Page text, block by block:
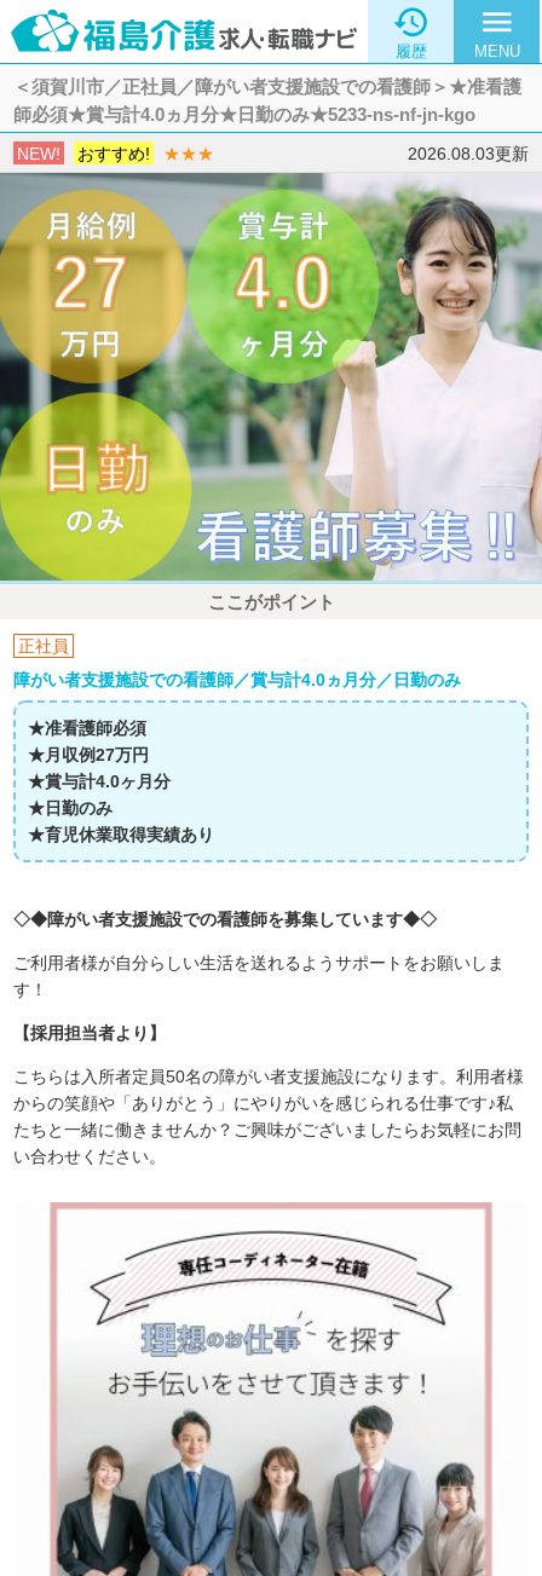

履歴
menu
MENU
＜須賀川市／正社員／障がい者支援施設での看護師＞★准看護
師必須★賞与計4.0ヵ月分★日勤のみ★5233-ns-nf-jn-kgo
NEW! おすすめ! ★★★ 2026.08.03更新
ここがポイント
正社員
障がい者支援施設での看護師／賞与計4.0ヵ月分／日勤のみ
★准看護師必須
★月収例27万円
★賞与計4.0ヶ月分
★日勤のみ
★育児休業取得実績あり
◇◆障がい者支援施設での看護師を募集しています◆◇
ご利用者様が自分らしい生活を送れるようサポートをお願いしま
す！
【採用担当者より】
こちらは入所者定員50名の障がい者支援施設になります。利用者様
からの笑顔や「ありがとう」にやりがいを感じられる仕事です♪私
たちと一緒に働きませんか？ご興味がございましたらお気軽にお問
い合わせください。